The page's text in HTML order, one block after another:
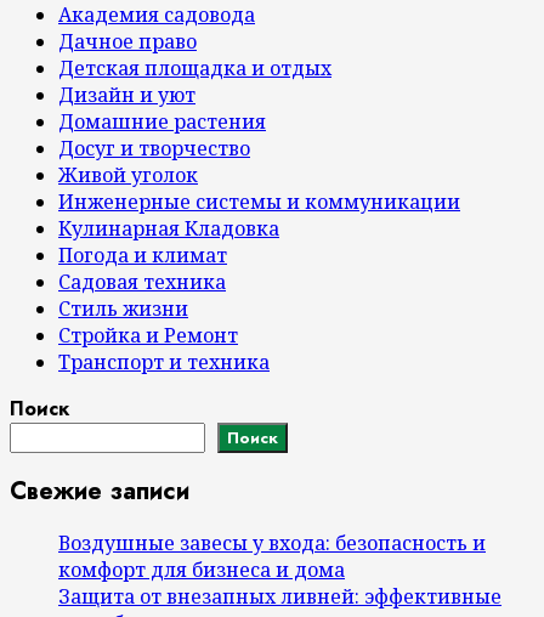
Академия садовода
Дачное право
Детская площадка и отдых
Дизайн и уют
Домашние растения
Досуг и творчество
Живой уголок
Инженерные системы и коммуникации
Кулинарная Кладовка
Погода и климат
Садовая техника
Стиль жизни
Стройка и Ремонт
Транспорт и техника
Поиск
Поиск
Свежие записи
Воздушные завесы у входа: безопасность и
комфорт для бизнеса и дома
Защита от внезапных ливней: эффективные